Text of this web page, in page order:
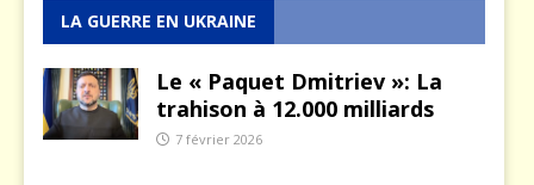
LA GUERRE EN UKRAINE
Le « Paquet Dmitriev »: La
trahison à 12.000 milliards
7 février 2026